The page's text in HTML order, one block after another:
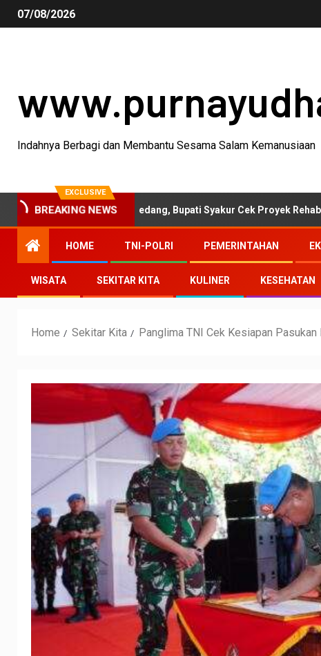
07/08/2026
Indahnya Berbagi dan Membantu Sesama Salam Kemanusiaan
EXCLUSIVE
BREAKING NEWS
Garut-Sumedang, Bupati Syakur Cek Proyek Rehabilitasi Jalan
HOME TNI-POLRI PEMERINTAHAN
WISATA SEKITAR KITA KULINER KESEHATAN
Home Sekitar Kita Panglima TNI Cek Kesiapan